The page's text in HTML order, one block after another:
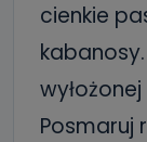
cienkie
Posmaruj